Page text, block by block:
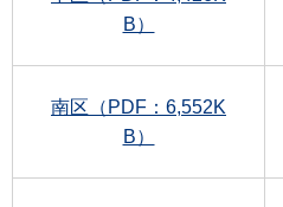
B）
南区（PDF：6,552K
B）